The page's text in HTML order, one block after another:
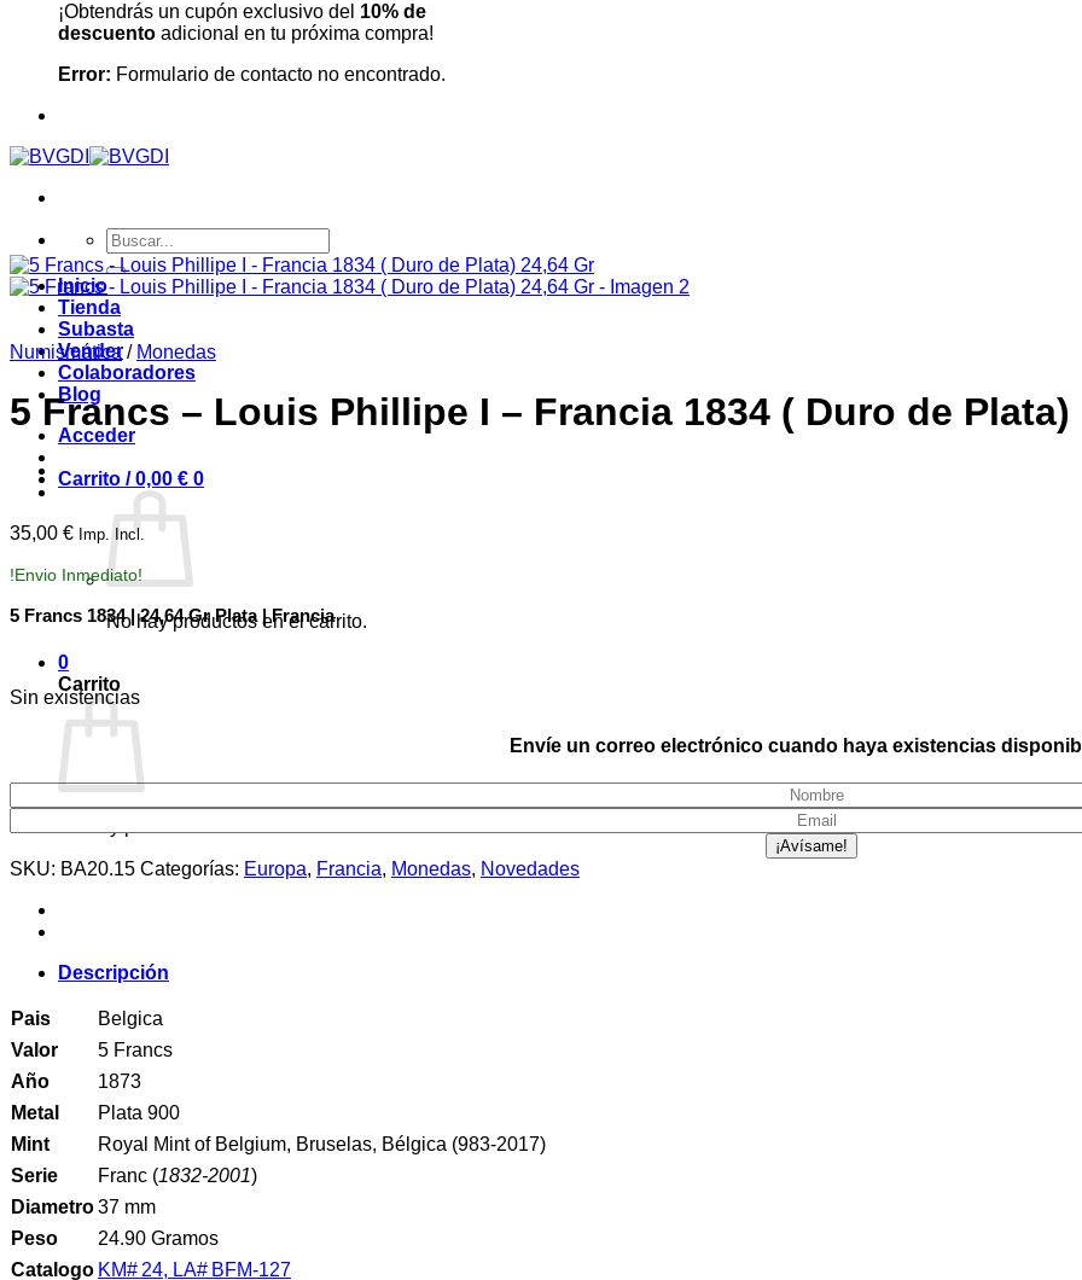
¡Obtendrás un cupón exclusivo del 10% de
descuento adicional en tu próxima compra!
Error: Formulario de contacto no encontrado.
Buscar
por:
Inicio
Tienda
Subasta
Vender
Colaboradores
Blog
Acceder
Carrito /0,00 € 0
No hay productos en el carrito.
0
Carrito
No hay productos en el carrito.
Numismática / Monedas
5 Francs – Louis Phillipe I – Francia 1834 ( Duro de Plata)
35,00 € Imp. Incl.
!Envio Inmediato!
5 Francs 1834 | 24,64 Gr Plata | Francia
Sin existencias
Envíe un correo electrónico cuando haya existencias
¡Avísame!
SKU: BA20.15 Categorías: Europa, Francia, Monedas, Novedades
Descripción
Pais
Belgica
Valor
5 Francs
Año
1873
Metal
Plata 900
Mint
Royal Mint of Belgium, Bruselas, Bélgica (983-2017)
Serie
Franc (1832-2001)
Diametro37 mm
Peso
24.90 Gramos
Catalogo KM# 24, LA# BFM-127